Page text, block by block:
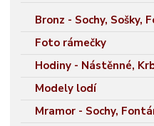
Bronz - Sochy, Sošky,
Foto rámečky
Hodiny - Nástěnné,
Modely lodí
Mramor - Sochy,